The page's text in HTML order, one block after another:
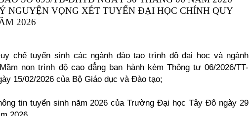
NGUYỆN VỌNG XÉT TUYỂN ĐẠI HỌC CHÍNH QUY
2026
chế tuyển sinh các ngành đào tạo trình độ đại học và ngành
non trình độ cao đẳng ban hành kèm Thông tư 06/2026/TT-
15/02/2026 của Bộ Giáo dục và Đào tạo;
tin tuyển sinh năm 2026 của Trường Đại học Tây Đô ngày 29